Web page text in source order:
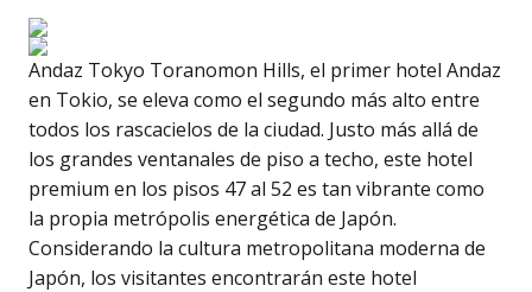
Andaz Tokyo Toranomon Hills, el primer hotel Andaz
en Tokio, se eleva como el segundo más alto entre
todos los rascacielos de la ciudad. Justo más allá de
los grandes ventanales de piso a techo, este hotel
premium en los pisos 47 al 52 es tan vibrante como
la propia metrópolis energética de Japón.
Considerando la cultura metropolitana moderna de
Japón, los visitantes encontrarán este hotel